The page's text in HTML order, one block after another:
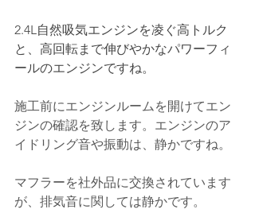
2.4L自然吸気エンジンを凌ぐ高トルク
と、高回転まで伸びやかなパワーフィ
ールのエンジンですね。
施工前にエンジンルームを開けてエン
ジンの確認を致します。エンジンのア
イドリング音や振動は、静かですね。
マフラーを社外品に交換されています
が、排気音に関しては静かです。